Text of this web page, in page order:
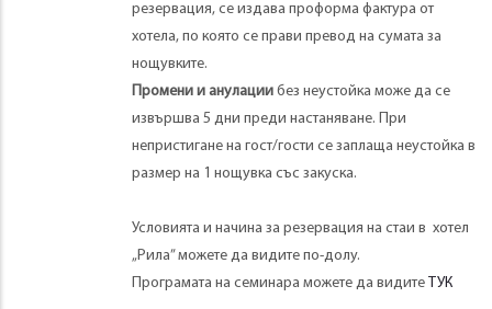
резервация, се издава проформа фактура от
хотела, по която се прави превод на сумата за
нощувките.
Промени и анулациибез неустойка може да се
извършва 5 дни преди настаняване. При
непристигане на гост/гости се заплаща неустойка в
размер на 1 нощувка със закуска.
Условията и начина за резервация на стаи в хотел
„Рила” можете да видите по-долу.
Програмата на семинара можете да видите ТУК